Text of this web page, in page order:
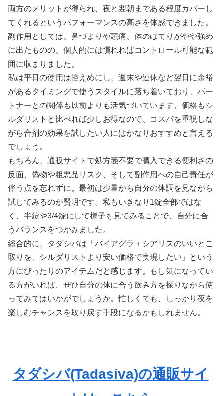
両方のメリットが得られ、夜と翌朝まである程度カバーし
てくれるというパフォーマンスの高さを体感できました。
副作用としては、鼻づまりや頭痛、体のほてりがやや強め
に出たものの、個人的には慣れればコントロール可能な範
囲に収まりました。
私は平日の使用は控えめにし、週末や連休など翌日に余裕
があるタイミングで使うスタイルに落ち着いており、パー
トナーとの関係も以前よりも活気づいています。価格もシ
ルダリストと比べれば少しお得なので、コスパを重視しな
がら合剤の効果を試したい人にはかなりおすすめと言える
でしょう。
もちろん、通販サイトで処方箋不要で購入できる便利さの
反面、偽物や粗悪品リスク、そして副作用への自己責任が
伴う点を忘れずに。最初は少量から自分の体調を見ながら
試してみるのが賢明です。私もいきなり1錠全部ではな
く、半錠や3/4錠にして様子を見てみることで、自分に合
うバランスをつかみました。
総合的に、タダシバは「バイアグラ＋シアリスのいいとこ
取りを、シルダリストより安い価格で実現したい」という
方にぴったりのアイテムだと感じます。もし気になってい
る方がいれば、ぜひ自分の体に合う飲み方を探りながら使
ってみてはいかがでしょうか。忙しくても、しっかり夜を
楽しむチャンスを取り戻す手段になるかもしれません。
タダシバ(Tadasiva)の通販サイ